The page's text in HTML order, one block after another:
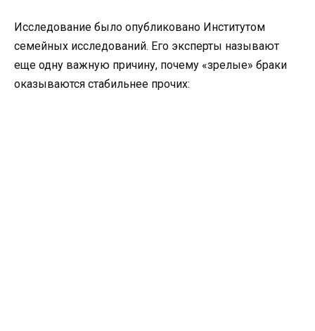
Исследование было опубликовано Институтом
семейных исследований. Его эксперты называют
еще одну важную причину, почему «зрелые» браки
оказываются стабильнее прочих: